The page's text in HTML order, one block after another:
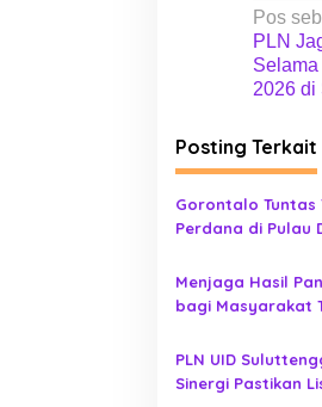
N
a
v
g
a
s
p
o
s
Pos
PLN
2026 di
Posting Terkait
Gorontalo Tuntas
Perdana di Pulau
Menjaga Hasil
bagi Masyarakat
PLN UID
Sinergi Pastikan